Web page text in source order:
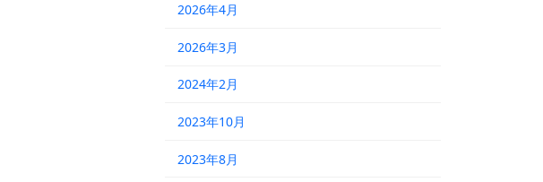
2026年4月
2026年3月
2024年2月
2023年10月
2023年8月